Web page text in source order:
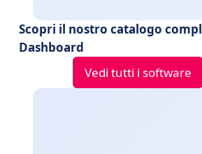
Scopri il nostro catalogo
Dashboard
Vedi tutti i software